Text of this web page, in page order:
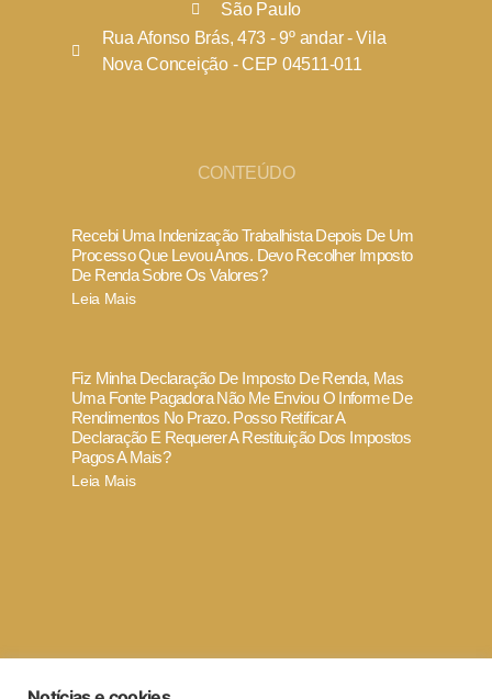
São Paulo
Rua Afonso Brás, 473 - 9º andar - Vila
Nova Conceição - CEP 04511-011
CONTEÚDO
Recebi Uma Indenização Trabalhista Depois De Um
Processo Que Levou Anos. Devo Recolher Imposto
De Renda Sobre Os Valores?
Leia Mais
Fiz Minha Declaração De Imposto De Renda, Mas
Uma Fonte Pagadora Não Me Enviou O Informe De
Rendimentos No Prazo. Posso Retificar A
Declaração E Requerer A Restituição Dos Impostos
Pagos A Mais?
Leia Mais